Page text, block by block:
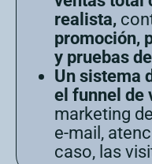
realista,
promoción,
y pruebas
Un sistema
el funnel de
marketing
e-mail,
caso, las